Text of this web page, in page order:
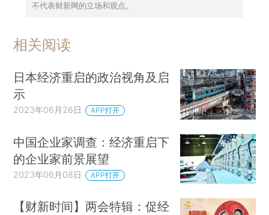
不代表财新网的立场和观点。
相关阅读
日本经济重启的政治视角及启
示
2023年06月26日 APP打开
中国企业家调查：经济重启下
的企业家前景展望
2023年06月08日 APP打开
【财新时间】两会特辑：促经